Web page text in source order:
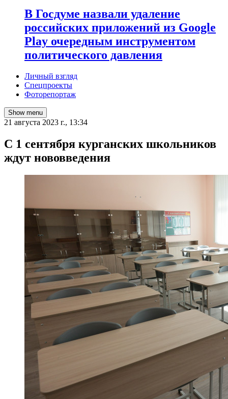
В Госдуме назвали удаление
российских приложений из Google
Play очередным инструментом
политического давления
Личный взгляд
Спецпроекты
Фоторепортаж
Show menu
21 августа 2023 г., 13:34
С 1 сентября курганских школьников
ждут нововведения